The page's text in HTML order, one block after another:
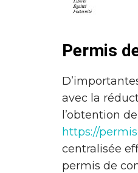
Permis
avec la
l’obtention
https://
centralisée
permis de